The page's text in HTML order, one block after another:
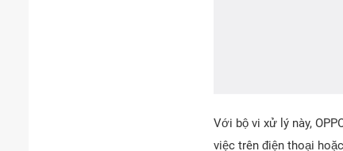
Với bộ vi xử lý này,
việc trên điện thoại